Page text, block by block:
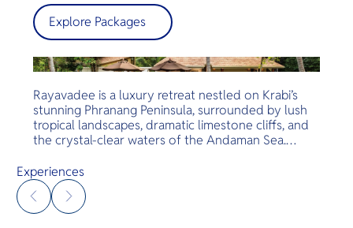
Explore Packages
Rayavadee is a luxury retreat nestled on Krabi’s
stunning Phranang Peninsula, surrounded by lush
tropical landscapes, dramatic limestone cliffs, and
the crystal-clear waters of the Andaman Sea.
Ko Phi Phi National Park, the resort is celebrated
for its natural beauty, privacy, and strong
commitment to sustainability, offering guests an
unforgettable escape in harmony with nature.
Experiences